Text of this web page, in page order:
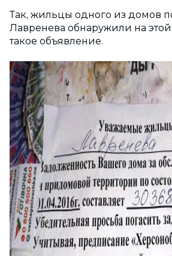
Так, жильцы одного из домов
Лавренева обнаружили на
такое объявление.